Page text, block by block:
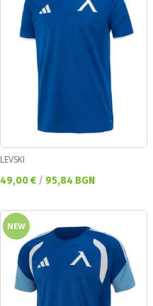
LEVSKI
Текуща цена:
49,00 € / 95,84 BGN
NEW